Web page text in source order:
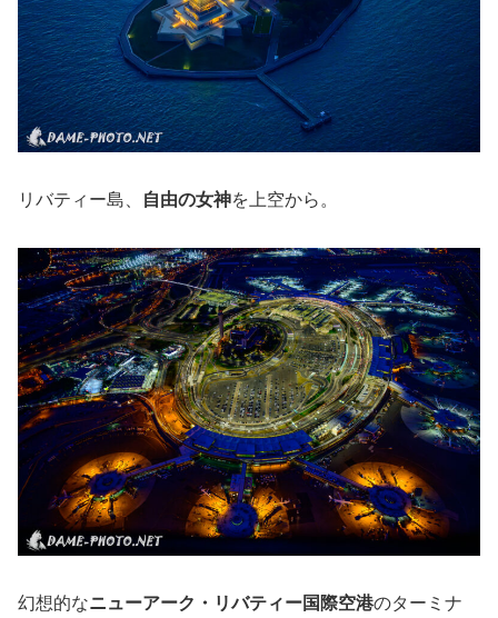
リバティー島、 自由の女神を上空から。
幻想的なニューアーク・リバティー国際空港のターミナ